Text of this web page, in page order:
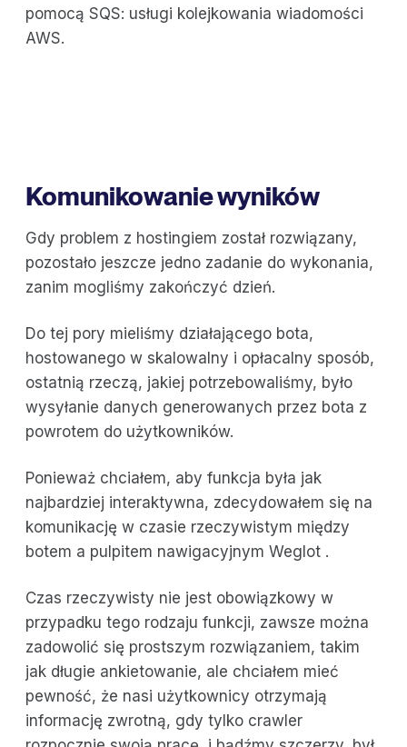
pomocą SQS: usługi kolejkowania wiadomości
AWS.
Komunikowanie wyników
Gdy problem z hostingiem został rozwiązany,
pozostało jeszcze jedno zadanie do wykonania,
zanim mogliśmy zakończyć dzień.
Do tej pory mieliśmy działającego bota,
hostowanego w skalowalny i opłacalny sposób,
ostatnią rzeczą, jakiej potrzebowaliśmy, było
wysyłanie danych generowanych przez bota z
powrotem do użytkowników.
Ponieważ chciałem, aby funkcja była jak
najbardziej interaktywna, zdecydowałem się na
komunikację w czasie rzeczywistym między
botem a pulpitem nawigacyjnym Weglot .
Czas rzeczywisty nie jest obowiązkowy w
przypadku tego rodzaju funkcji, zawsze można
zadowolić się prostszym rozwiązaniem, takim
jak długie ankietowanie, ale chciałem mieć
pewność, że nasi użytkownicy otrzymają
informację zwrotną, gdy tylko crawler